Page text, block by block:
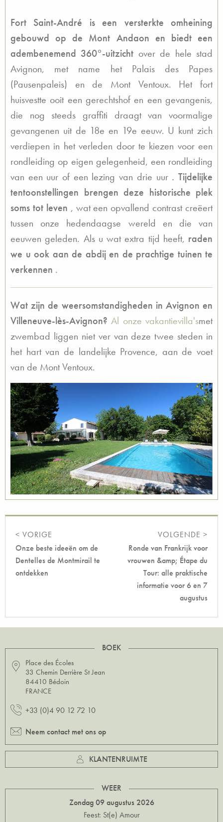
Fort Saint-André is een versterkte omheining
gebouwd op de Mont Andaon en biedt een
adembenemend 360°-uitzicht over de hele stad
Avignon, met name het Palais des Papes
(Pausenpaleis) en de Mont Ventoux. Het fort
huisvestte ooit een gerechtshof en een gevangenis,
die nog steeds graffiti draagt van voormalige
gevangenen uit de 18e en 19e eeuw. U kunt zich
verdiepen in het verleden door te kiezen voor een
rondleiding op eigen gelegenheid, een rondleiding
van een uur of een lezing van drie uur . Tijdelijke
tentoonstellingen brengen deze historische plek
soms tot leven , wat een opvallend contrast creëert
tussen onze hedendaagse wereld en die van
eeuwen geleden. Als u wat extra tijd heeft, raden
we u ook aan de abdij en de prachtige tuinen te
verkennen .
Wat zijn de weersomstandigheden in Avignon en
Villeneuve-lès-Avignon? Al onze vakantievilla'smet
zwembad liggen niet ver van deze twee steden in
het hart van de landelijke Provence, aan de voet
van de Mont Ventoux.
< VORIGE
Onze beste ideeën om de
Dentelles de Montmirail te
ontdekken
VOLGENDE >
Ronde van Frankrijk voor
vrouwen &amp; Étape du
Tour: alle praktische
informatie voor 6 en 7
augustus
BOEK
Place des Écoles
33 Chemin Derrière St Jean
84410 Bédoin
FRANCE
+33 (0)4 90 12 72 10
Neem contact met ons op
KLANTENRUIMTE
WEER
Zondag 09 augustus 2026
Feest: St(e) Amour